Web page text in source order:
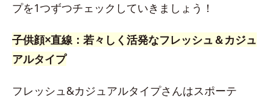
プを1つずつチェックしていきましょう！
子供顔×直線：若々しく活発なフレッシュ＆カジュ
アルタイプ
フレッシュ&カジュアルタイプさんはスポーテ